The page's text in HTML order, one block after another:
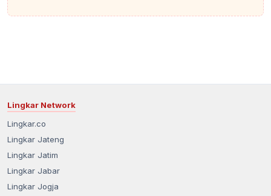
Lingkar Network
Lingkar.co
Lingkar Jateng
Lingkar Jatim
Lingkar Jabar
Lingkar Jogja